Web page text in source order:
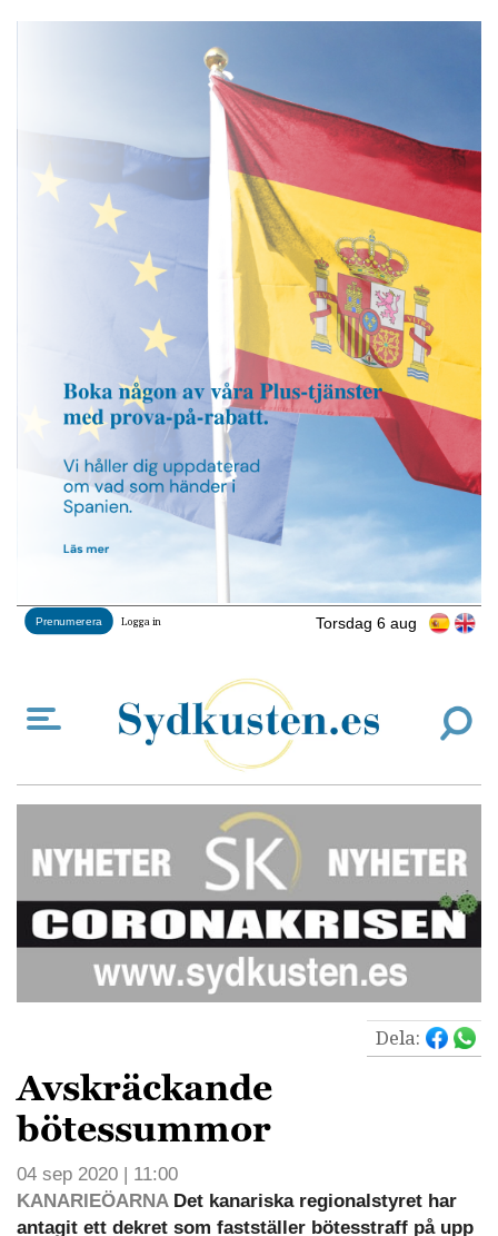
Torsdag 6 aug
Prenumerera Logga in
Dela:
Avskräckande
bötessummor
04 sep 2020 | 11:00
KANARIEÖARNADet kanariska regionalstyret har
antagit ett dekret som fastställer bötesstraff på upp